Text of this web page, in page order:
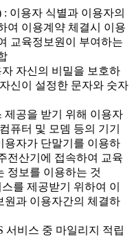
이용자 식별과 이용자의
여 이용계약 체결시 이용
교육정보원이 부여하는
자신의 비밀을 보호하
신이 설정한 문자와 숫자
공을 받기 위해 이용자
퓨터 및 모뎀 등의 기기
자가 단말기를 이용하
전산기에 접속하여 교육
정보를 이용하는 것
를 제공받기 위하여 이
원과 이용자간의 체결하
서비스 중 마일리지 적립